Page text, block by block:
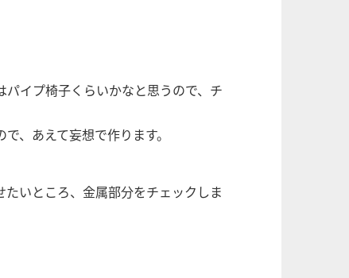
イプ椅子くらいかなと思うので、チ
、あえて妄想で作ります。
いところ、金属部分をチェックしま